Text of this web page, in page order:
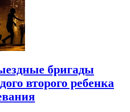
бригады
второго ребенка